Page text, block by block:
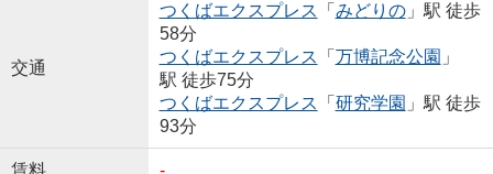
交通
つくばエクスプレス 「 みどりの」駅 徒歩
58分
つくばエクスプレス 「 万博記念公園 」
駅 徒歩75分
つくばエクスプレス 「 研究学園 」駅 徒歩
93分